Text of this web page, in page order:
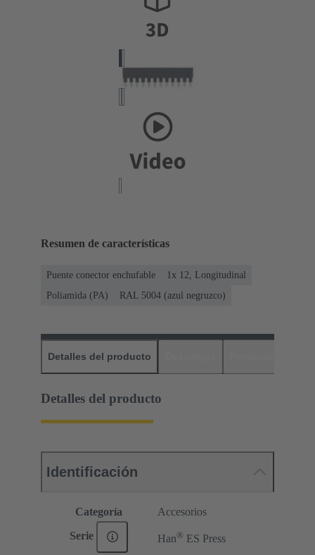
Resumen de características
Puente conector enchufable
1x 12, Longitudinal
Poliamida (PA)
RAL 5004 (azul negruzco)
Detalles del producto
Detalles del producto
Identificación
Categoría Accesorios
Serie Han® ES Press